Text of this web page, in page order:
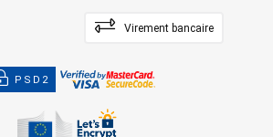
Virement bancaire
PSD2